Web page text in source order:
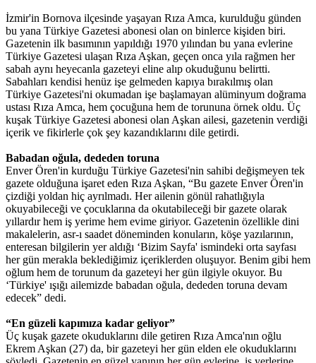
İzmir'in Bornova ilçesinde yaşayan Rıza Amca, kurulduğu günden
bu yana Türkiye Gazetesi abonesi olan on binlerce kişiden biri.
Gazetenin ilk basımının yapıldığı 1970 yılından bu yana evlerine
Türkiye Gazetesi ulaşan Rıza Aşkan, geçen onca yıla rağmen her
sabah aynı heyecanla gazeteyi eline alıp okuduğunu belirtti.
Sabahları kendisi henüz işe gelmeden kapıya bırakılmış olan
Türkiye Gazetesi'ni okumadan işe başlamayan alüminyum doğrama
ustası Rıza Amca, hem çocuğuna hem de torununa örnek oldu. Üç
kuşak Türkiye Gazetesi abonesi olan Aşkan ailesi, gazetenin verdiği
içerik ve fikirlerle çok şey kazandıklarını dile getirdi.
Babadan oğula, dededen toruna
Enver Ören'in kurduğu Türkiye Gazetesi'nin sahibi değişmeyen tek
gazete olduğuna işaret eden Rıza Aşkan, “Bu gazete Enver Ören'in
çizdiği yoldan hiç ayrılmadı. Her ailenin gönül rahatlığıyla
okuyabileceği ve çocuklarına da okutabileceği bir gazete olarak
yıllardır hem iş yerime hem evime giriyor. Gazetenin özellikle dini
makalelerin, asr-ı saadet döneminden konuların, köşe yazılarının,
enteresan bilgilerin yer aldığı ‘Bizim Sayfa' ismindeki orta sayfası
her gün merakla beklediğimiz içeriklerden oluşuyor. Benim gibi hem
oğlum hem de torunum da gazeteyi her gün ilgiyle okuyor. Bu
‘Türkiye' ışığı ailemizde babadan oğula, dededen toruna devam
edecek” dedi.
“En güzeli kapımıza kadar geliyor”
Üç kuşak gazete okuduklarını dile getiren Rıza Amca'nın oğlu
Ekrem Aşkan (27) da, bir gazeteyi her gün elden ele okuduklarını